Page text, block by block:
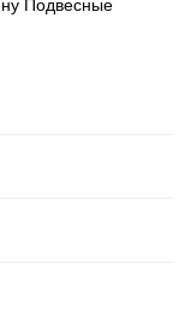
Подвесные